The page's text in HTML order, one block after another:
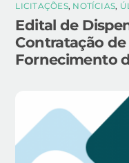
LICITAÇÕES, NOTÍCIAS,
Edital de
Contratação
Fornecimento